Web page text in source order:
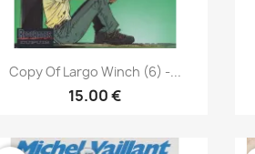
 نظرة سريعة
Copy Of Largo Winch (6) -...
15.00 €